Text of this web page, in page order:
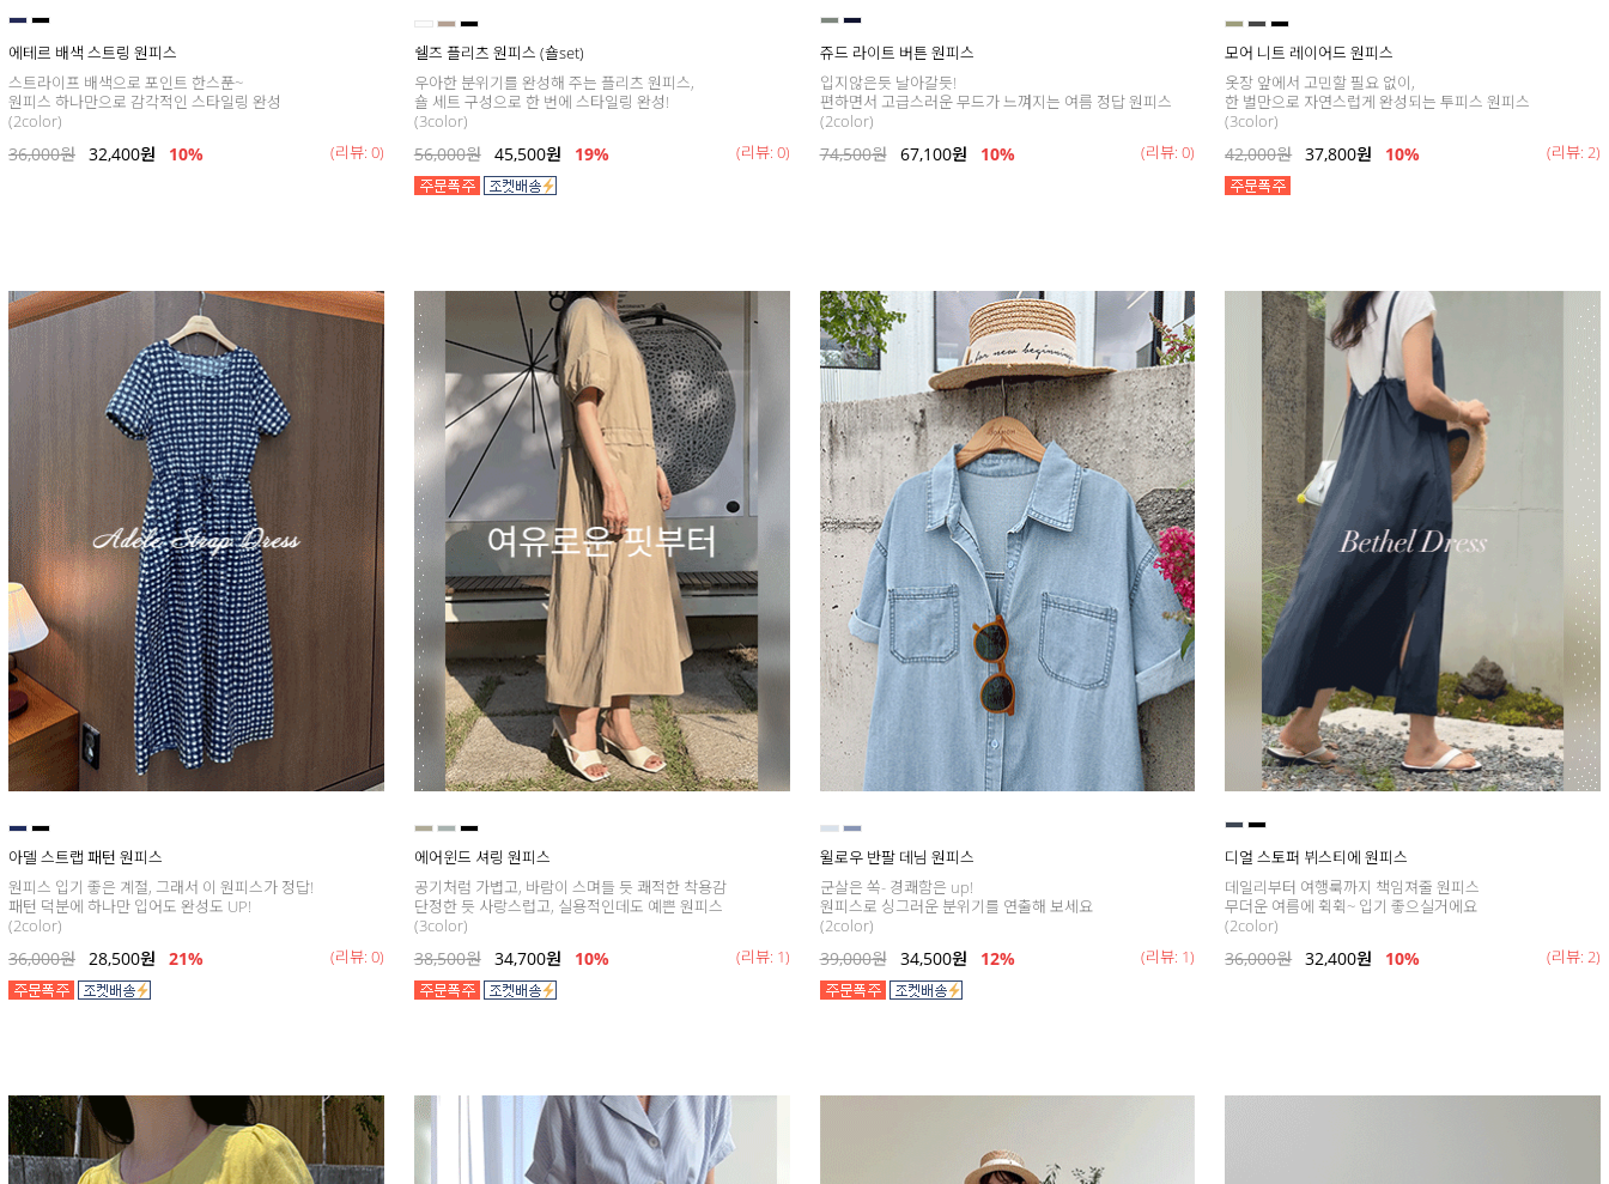
에테르 배색 스트링 원피스
스트라이프 배색으로 포인트 한스푼~
원피스 하나만으로 감각적인 스타일링 완성
(2color)
36,000원 32,400원 10% (리뷰: 0)
쉘즈 플리츠 원피스 (숄set)
우아한 분위기를 완성해 주는 플리츠 원피스,
숄 세트 구성으로 한 번에 스타일링 완성!
(3color)
56,000원 45,500원 19% (리뷰: 0)
쥬드 라이트 버튼 원피스
입지않은듯 날아갈듯!
편하면서 고급스러운 무드가 느껴지는 여름 정답 원피스
(2color)
74,500원 67,100원 10% (리뷰: 0)
모어 니트 레이어드 원피스
옷장 앞에서 고민할 필요 없이,
한 벌만으로 자연스럽게 완성되는 투피스 원피스
(3color)
42,000원 37,800원 10% (리뷰: 2)
아델 스트랩 패턴 원피스
원피스 입기 좋은 계절, 그래서 이 원피스가 정답!
패턴 덕분에 하나만 입어도 완성도 UP!
(2color)
36,000원 28,500원 21% (리뷰: 0)
에어윈드 셔링 원피스
공기처럼 가볍고, 바람이 스며들 듯 쾌적한 착용감
단정한 듯 사랑스럽고, 실용적인데도 예쁜 원피스
(3color)
38,500원 34,700원 10% (리뷰: 1)
윌로우 반팔 데님 원피스
군살은 쏙- 경쾌함은 up!
원피스로 싱그러운 분위기를 연출해 보세요
(2color)
39,000원 34,500원 12% (리뷰: 1)
디얼 스토퍼 뷔스티에 원피스
데일리부터 여행룩까지 책임져줄 원피스
무더운 여름에 휙휙~ 입기 좋으실거에요
(2color)
36,000원 32,400원 10% (리뷰: 2)